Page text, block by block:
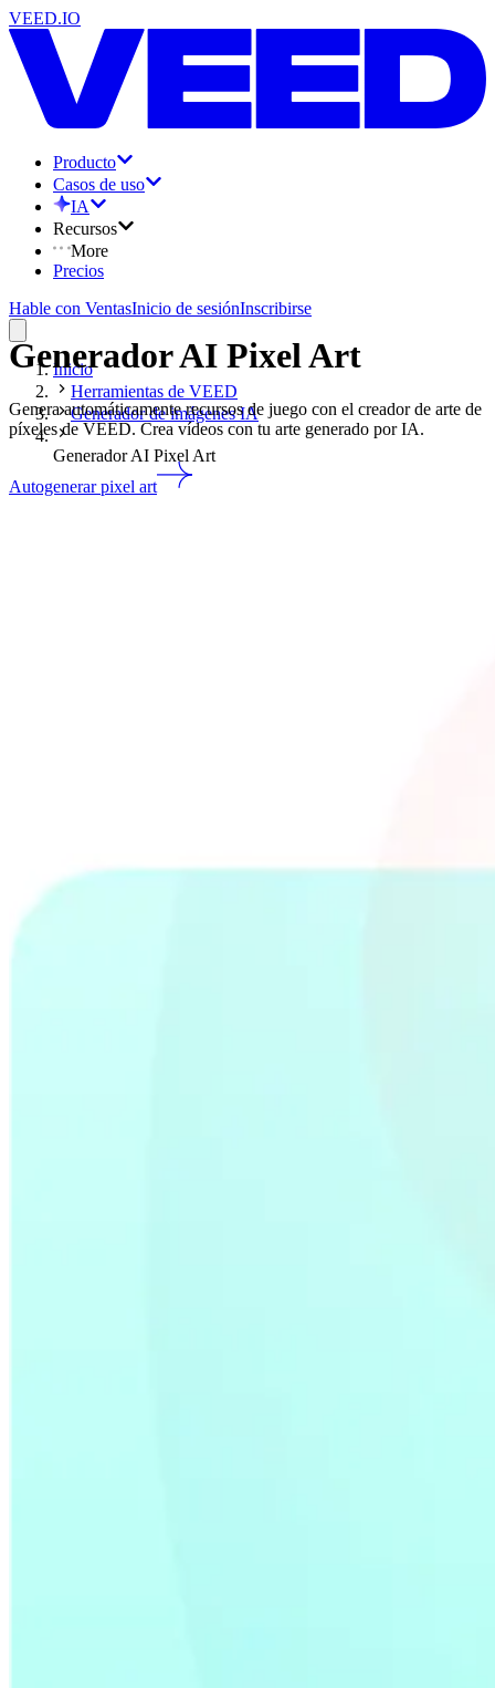
VEED.IO
Producto
Casos de uso
IA
Recursos
More
Precios
Hable con VentasInicio de sesiónInscribirse
Inicio
Herramientas de VEED
Generador de imágenes IA
Generador AI Pixel Art
Generador AI Pixel Art
Genera automáticamente recursos de juego con el creador de arte de
píxeles de VEED. Crea vídeos con tu arte generado por IA.
Autogenerar pixel art